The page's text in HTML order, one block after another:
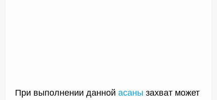
При выполнении данной асаны захват может